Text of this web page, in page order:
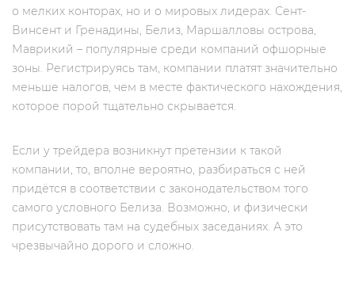
о мелких конторах, но и о мировых лидерах. Сент-
Винсент и Гренадины, Белиз, Маршалловы острова,
Маврикий – популярные среди компаний офшорные
зоны. Регистрируясь там, компании платят значительно
меньше налогов, чем в месте фактического нахождения,
которое порой тщательно скрывается.
Если у трейдера возникнут претензии к такой
компании, то, вполне вероятно, разбираться с ней
придётся в соответствии с законодательством того
самого условного Белиза. Возможно, и физически
присутствовать там на судебных заседаниях. А это
чрезвычайно дорого и сложно.